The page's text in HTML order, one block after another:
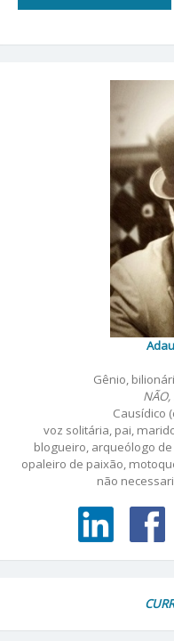
Gênio,
NÃO,
Causídico
voz solitária, pai,
blogueiro, arqueólogo
opaleiro de paixão,
não